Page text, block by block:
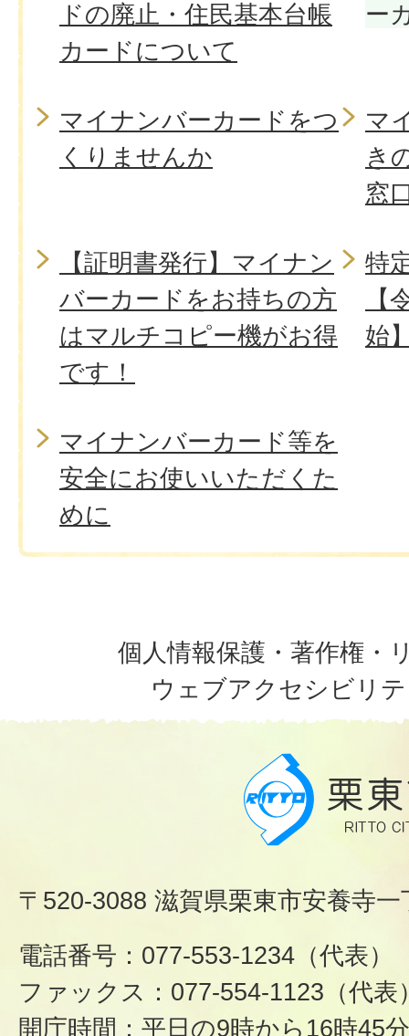
ドの廃止・住民基本台帳
カードについて
ー
マイナンバーカードをつ
くりませんか
マ
き
窓
【証明書発行】マイナン
バーカードをお持ちの方
はマルチコピー機がお得
です！
特
【
始
マイナンバーカード等を
安全にお使いいただくた
めに
個人情報保護・著作権・
ウェブアクセシビリ
〒520-3088 滋賀県栗東市安養寺
電話番号：077-553-1234（代表）
ファックス：077-554-1123（代表
開庁時間：平日の9時から16時45分